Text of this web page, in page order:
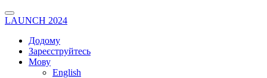
LAUNCH 2024
Додому
Зареєструйтесь
Мову
English